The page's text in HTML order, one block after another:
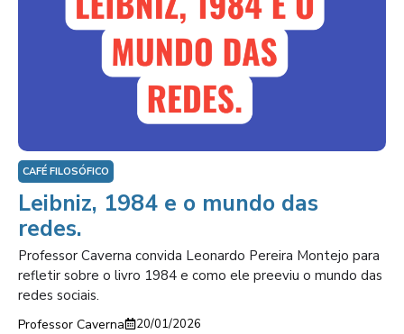
CAFÉ FILOSÓFICO
Leibniz, 1984 e o mundo das
redes.
Professor Caverna convida Leonardo Pereira Montejo para
refletir sobre o livro 1984 e como ele preeviu o mundo das
redes sociais.
Professor Caverna 20/01/2026